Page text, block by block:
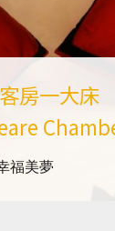
房一大床
福美夢